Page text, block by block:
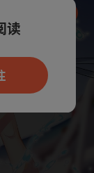
新用
读